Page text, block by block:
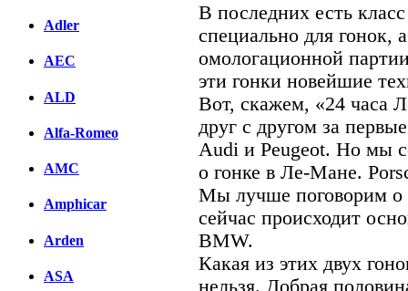
Adler
AEC
ALD
Alfa-Romeo
AMC
Amphicar
Arden
ASA
В последних есть
специально для гонок,
омологационной
эти гонки новейшие
Вот, скажем, «24 часа
друг с другом за
Audi и Peugeot. Но мы
о гонке в Ле-Мане.
Мы лучше поговорим о
сейчас происходит
BMW.
Какая из этих двух
нельзя. Добрая